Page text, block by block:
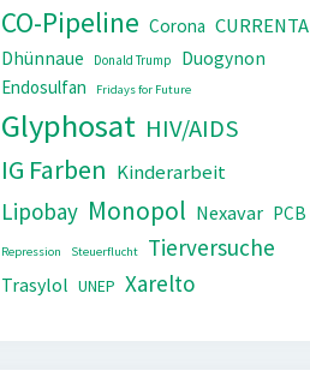
CO-Pipeline Corona CURRENTA
Dhünnaue Donald Trump
Duogynon
Endosulfan
Fridays for Future
Glyphosat HIV/AIDS
IG Farben Kinderarbeit
Lipobay Monopol Nexavar PCB
Repression Steuerflucht Tierversuche
Trasylol UNEP Xarelto